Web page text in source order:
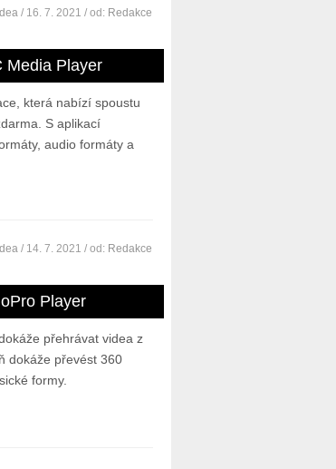
/ 16. 7. 2021 / od: Redakce
Media Player
která nabízí spoustu
S aplikací
audio formáty a
/ 14. 7. 2021 / od: Redakce
Player
přehrávat videa z
dokáže převést 360
formy.